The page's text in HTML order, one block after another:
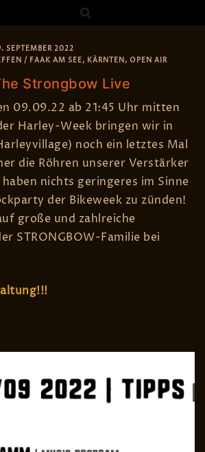
SEPTEMBER 2022
/ FAAK AM SEE, KÄRNTEN, OPEN AIR
Strongbow Live
09.09.22 ab 21:45 Uhr mitten
Harley-Week bringen wir in
noch ein letztes Mal
die Röhren unserer Verstärker
nichts geringeres im Sinne
der Bikeweek zu zünden!
große und zahlreiche
STRONGBOW-Familie bei